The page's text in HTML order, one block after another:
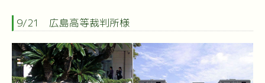
9/21 広島高等裁判所様